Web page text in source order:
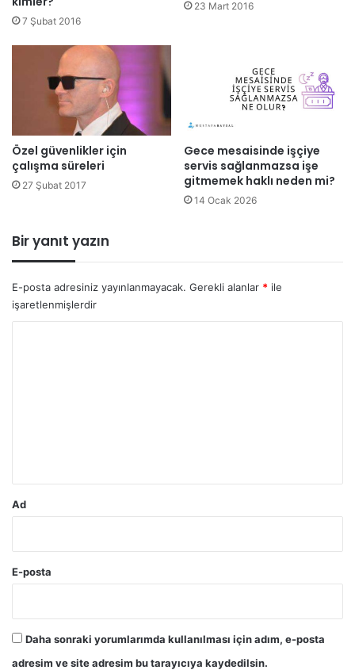
7 Şubat 2016
23 Mart 2016
Özel güvenlikler için
çalışma süreleri
27 Şubat 2017
Gece mesaisinde işçiye
servis sağlanmazsa işe
gitmemek haklı neden mi?
14 Ocak 2026
Bir yanıt yazın
E-posta adresiniz yayınlanmayacak. Gerekli alanlar * ile
işaretlenmişlerdir
Ad
E-posta
Daha sonraki yorumlarımda kullanılması için adım, e-posta
adresim ve site adresim bu tarayıcıya kaydedilsin.